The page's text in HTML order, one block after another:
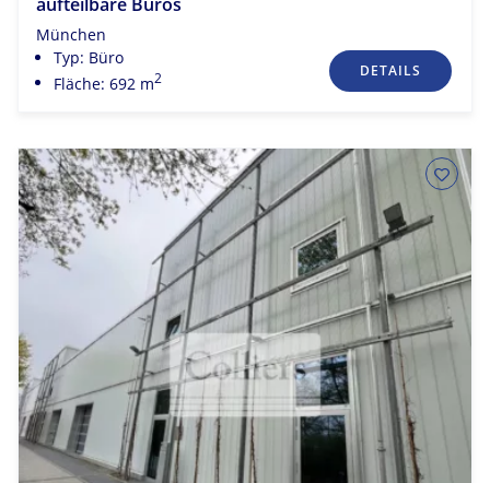
München
Typ: Büro
Fläche: 692 m2 DETAILS